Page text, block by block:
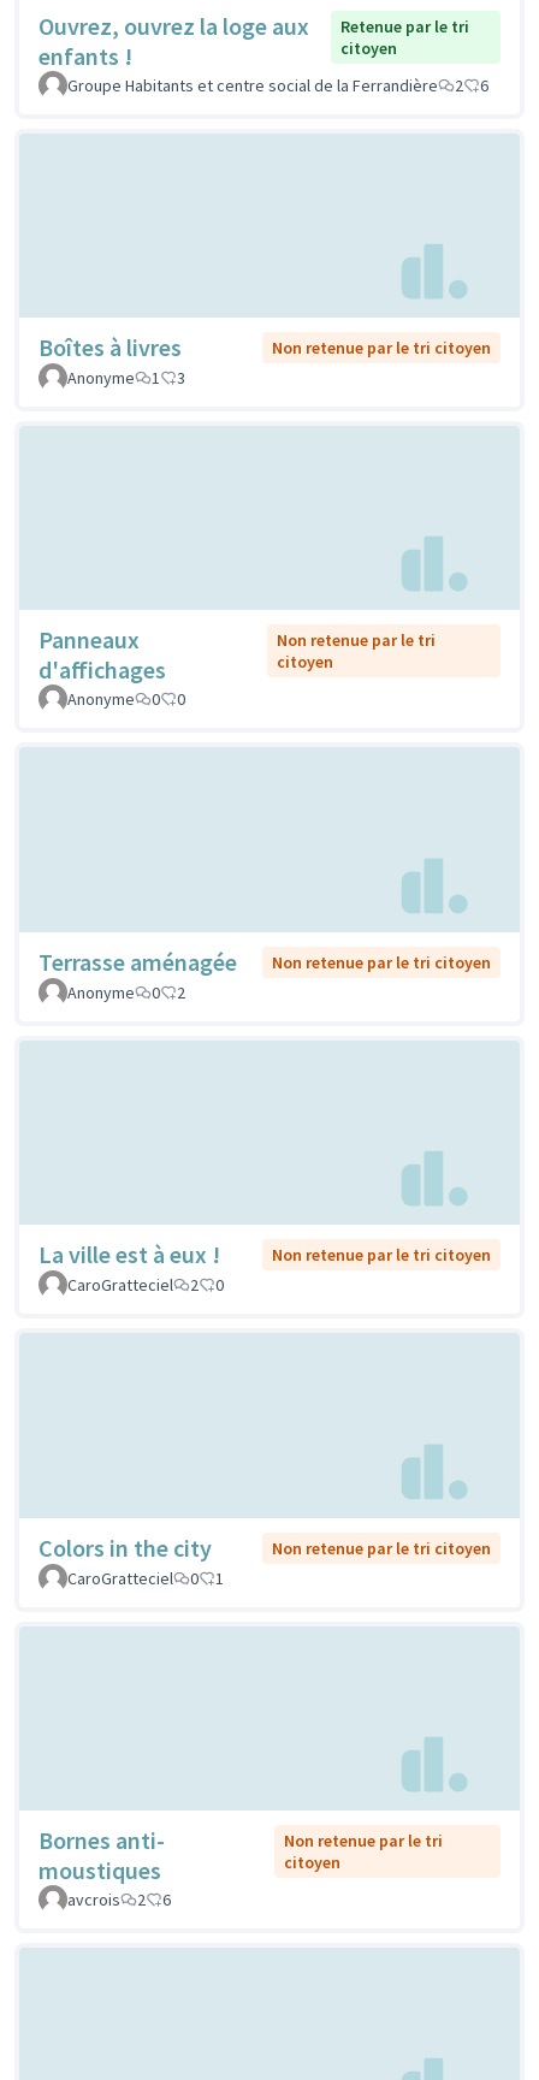
Ouvrez, ouvrez la loge aux
enfants !
Retenue par le tri
citoyen
Groupe Habitants et centre social de la Ferrandière
2 6
Boîtes à livres
Non retenue par le tri citoyen
Anonyme
1 3
Panneaux
d'affichages
Non retenue par le tri
citoyen
Anonyme
0 0
Terrasse aménagée
Non retenue par le tri citoyen
Anonyme
0 2
La ville est à eux !
Non retenue par le tri citoyen
CaroGratteciel
2 0
Colors in the city
Non retenue par le tri citoyen
CaroGratteciel
0 1
Bornes anti-
moustiques
Non retenue par le tri
citoyen
avcrois
2 6